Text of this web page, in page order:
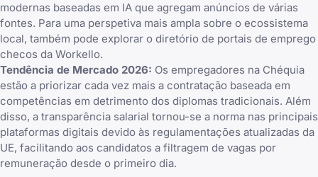
modernas baseadas em IA que agregam anúncios de várias
fontes. Para uma perspetiva mais ampla sobre o ecossistema
local, também pode explorar o diretório de portais de emprego
checos da Workello.
Tendência de Mercado 2026: Os empregadores na Chéquia
estão a priorizar cada vez mais a contratação baseada em
competências em detrimento dos diplomas tradicionais. Além
disso, a transparência salarial tornou-se a norma nas principais
plataformas digitais devido às regulamentações atualizadas da
UE, facilitando aos candidatos a filtragem de vagas por
remuneração desde o primeiro dia.